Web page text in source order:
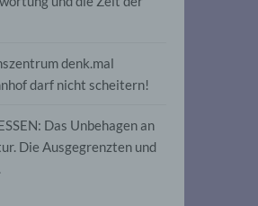
denk.mal
darf nicht scheitern!
Das Unbehagen an
Die Ausgegrenzten und